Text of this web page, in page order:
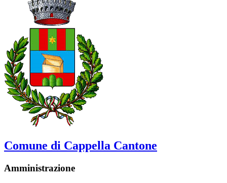
Comune di Cappella Cantone
Amministrazione